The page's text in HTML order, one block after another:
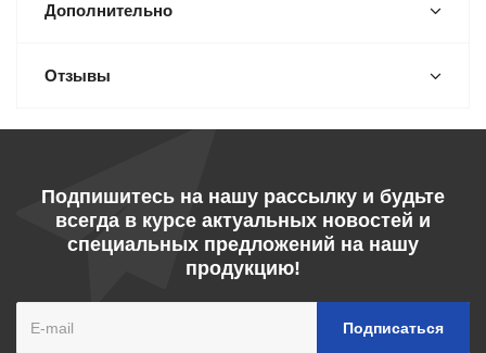
Дополнительно
Отзывы
Подпишитесь на нашу рассылку и будьте
всегда в курсе актуальных новостей и
специальных предложений на нашу
продукцию!